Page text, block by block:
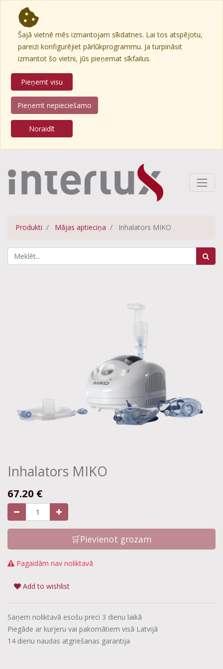
Šajā vietnē mēs izmantojam sīkdatnes. Lai tos atspējotu,
pareizi konfigurējiet pārlūkprogrammu. Ja turpināsit
izmantot šo vietni, jūs pieņemat sīkfailus.
Pieņemt visu
Pieņemt nepieciešamo
Noraidīt
Produkti Mājas aptieciņa Inhalators MIKO
Inhalators MIKO
67.20 €
🛒Pievienot grozam
Pagaidām nav noliktavā
Add to wishlist
Saņem noliktavā esošu preci 3 dienu laikā
Piegāde ar kurjeru vai pakomātiem visā Latvijā
14 dienu naudas atgriešanas garantija